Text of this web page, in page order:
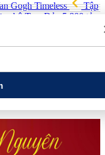
Gogh Timeless
Tập
bộ Tam Đảo 5.800 tỷ
tạm giữ gần 700 kg
Lan tỏa văn hóa kinh
toàn quốc